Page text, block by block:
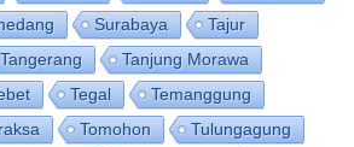
Surabaya
Tajur
Tangerang
Tanjung Morawa
Tegal
Temanggung
Tomohon
Tulungagung